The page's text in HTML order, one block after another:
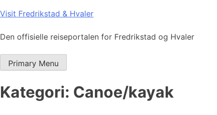
Skip
content
Visit Fredrikstad & Hvaler
Den offisielle reiseportalen for Fredrikstad og Hvaler
Primary Menu
Kategori: Canoe/kayak